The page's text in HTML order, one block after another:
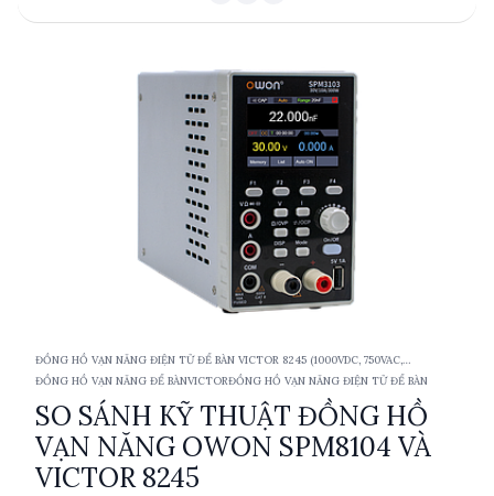
nhưng mỗi sản phẩm có những ưu điểm riêng biệt tùy
thuộc vào nhu cầu cụ thể của người dùng.
ĐỒNG HỒ VẠN NĂNG ĐIỆN TỬ ĐỂ BÀN VICTOR 8245 (1000VDC, 750VAC,
10ACA/DCA, TRMS)
ĐỒNG HỒ VẠN NĂNG ĐỂ BÀNVICTORĐỒNG HỒ VẠN NĂNG ĐIỆN TỬ ĐỂ BÀN
SO SÁNH KỸ THUẬT ĐỒNG HỒ
VẠN NĂNG OWON SPM8104 VÀ
VICTOR 8245